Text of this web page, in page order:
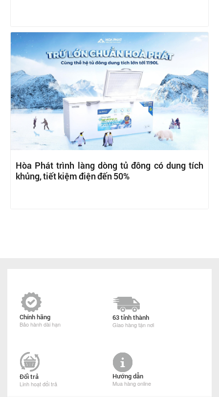
Hòa Phát trình làng dòng tủ đông có dung tích
khủng, tiết kiệm điện đến 50%
Chính hãng
Bảo hành dài hạn
63 tỉnh thành
Giao hàng tận nơi
Đổi trả
Linh hoạt đổi trả
Hướng dẫn
Mua hàng online